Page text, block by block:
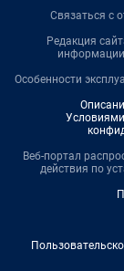
Связаться с
Редакция
Особенности
Веб-портал
действия по